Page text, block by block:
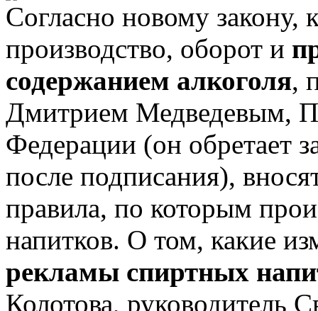
Согласно новому закону,
производство, оборот и
содержанием алкоголя,
Дмитрием Медведевым,
Федерации (он обретает
после подписания),
правила, по которым
напитков. О том, какие
рекламы спиртных
Колотова, руководитель